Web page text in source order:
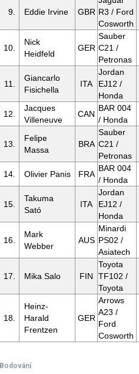
9. Eddie Irvine GBR R3 / Ford
Cosworth
10.
Nick
Heidfeld
GER
Sauber
C21 /
Petronas
11.
Giancarlo
Fisichella
ITA
Jordan
EJ12 /
Honda
12.
Jacques
Villeneuve
CAN
BAR 004
/ Honda
13.
Felipe
Massa
BRA
Sauber
C21 /
Petronas
14. Olivier Panis FRA
BAR 004
/ Honda
15.
Takuma
Sató
ITA
Jordan
EJ12 /
Honda
16.
Mark
Webber
AUS
Minardi
PS02 /
Asiatech
17. Mika Salo FIN
Toyota
TF102 /
Toyota
18.
Heinz-
Harald
Frentzen
GER
Arrows
A23 /
Ford
Cosworth
Bodování